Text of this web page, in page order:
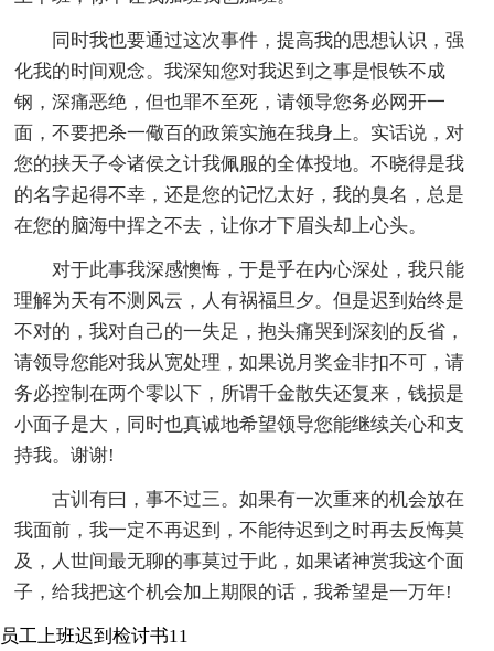
同时我也要通过这次事件，提高我的思想认识，强
化我的时间观念。我深知您对我迟到之事是恨铁不成
钢，深痛恶绝，但也罪不至死，请领导您务必网开一
面，不要把杀一儆百的政策实施在我身上。实话说，对
您的挟天子令诸侯之计我佩服的全体投地。不晓得是我
的名字起得不幸，还是您的记忆太好，我的臭名，总是
在您的脑海中挥之不去，让你才下眉头却上心头。
对于此事我深感懊悔，于是乎在内心深处，我只能
理解为天有不测风云，人有祸福旦夕。但是迟到始终是
不对的，我对自己的一失足，抱头痛哭到深刻的反省，
请领导您能对我从宽处理，如果说月奖金非扣不可，请
务必控制在两个零以下，所谓千金散失还复来，钱损是
小面子是大，同时也真诚地希望领导您能继续关心和支
持我。谢谢!
古训有曰，事不过三。如果有一次重来的机会放在
我面前，我一定不再迟到，不能待迟到之时再去反悔莫
及，人世间最无聊的事莫过于此，如果诸神赏我这个面
子，给我把这个机会加上期限的话，我希望是一万年!
员工上班迟到检讨书11